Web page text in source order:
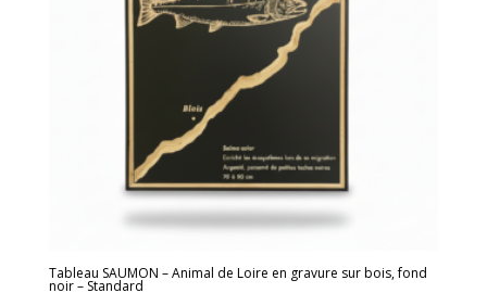
Tableau SAUMON – Animal de Loire en gravure sur bois, fond
noir – Standard